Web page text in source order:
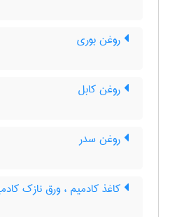
روغن بوری
روغن کابل
روغن سدر
کاغذ کادمیم ، ورق نازک